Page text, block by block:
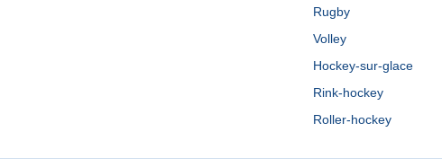
Rugby
Volley
Hockey-sur-glace
Rink-hockey
Roller-hockey